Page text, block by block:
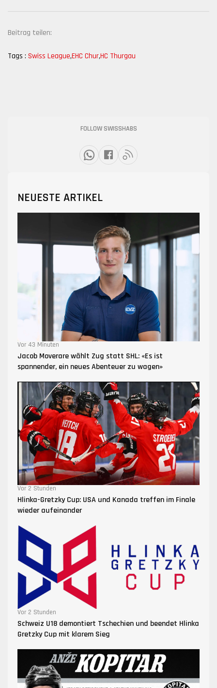
Beitrag teilen:
Tags : Swiss League,EHC Chur,HC Thurgau
FOLLOW SWISSHABS
NEUESTE ARTIKEL
Vor 43 Minuten
Jacob Moverare wählt Zug statt SHL: «Es ist
spannender, ein neues Abenteuer zu wagen»
Vor 2 Stunden
Hlinka-Gretzky Cup: USA und Kanada treffen im Finale
wieder aufeinander
Vor 2 Stunden
Schweiz U18 demontiert Tschechien und beendet Hlinka
Gretzky Cup mit klarem Sieg